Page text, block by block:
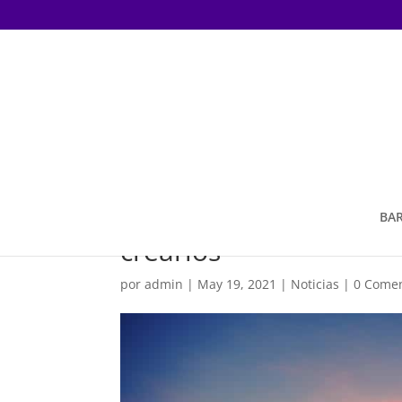
Hábitos saludables
crearlos
poradmin | May 19, 2021 | Noticias |0